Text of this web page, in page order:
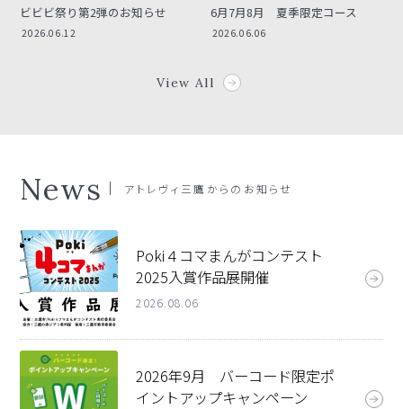
ビビビ祭り第2弾のお知らせ
2026.06.12
6月7月8月 夏季限定コース
2026.06.06
View All
News アトレヴィ三鷹 からのお知らせ
Poki４コマまんがコンテスト
2025入賞作品展開催
2026.08.06
2026年9月 バーコード限定ポ
イントアップキャンペーン